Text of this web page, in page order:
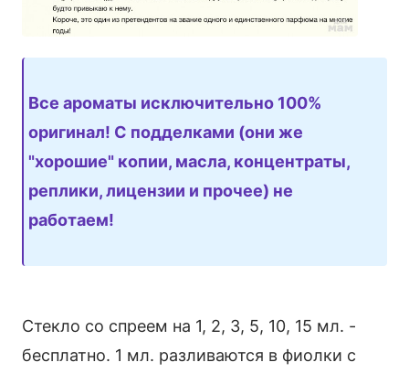
Все ароматы исключительно 100%
оригинал! С подделками (они же
"хорошие" копии, масла, концентраты,
реплики, лицензии и прочее) не
работаем!
Стекло со спреем на 1, 2, 3, 5, 10, 15 мл. -
бесплатно. 1 мл. разливаются в фиолки с